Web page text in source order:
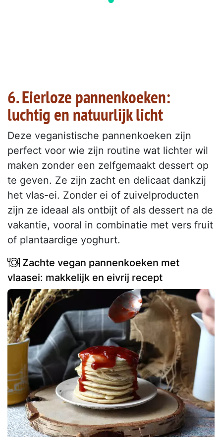
6. Eierloze pannenkoeken:
luchtig en natuurlijk licht
Deze veganistische pannenkoeken zijn
perfect voor wie zijn routine wat lichter wil
maken zonder een zelfgemaakt dessert op
te geven. Ze zijn zacht en delicaat dankzij
het vlas-ei. Zonder ei of zuivelproducten
zijn ze ideaal als ontbijt of als dessert na de
vakantie, vooral in combinatie met vers fruit
of plantaardige yoghurt.
Zachte vegan pannenkoeken met
vlaasei: makkelijk en eivrij recept